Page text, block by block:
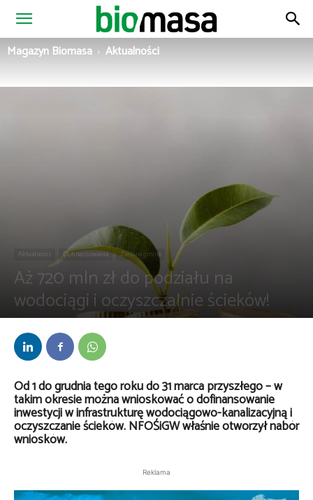
Magazyn
Magazyn Biomasa Aktualności
Aktualności Dofinansowania Zielona gmina
Aż 720 mln zł do podziału na
wodociągi i oczyszczalnie ścieków!
Przez Lech Bojarski-
Od 1 do grudnia tego roku do 31 marca przyszłego – w
takim okresie można wnioskować o dofinansowanie
inwestycji w infrastrukturę wodociągowo-kanalizacyjną i
oczyszczanie ścieków. NFOŚiGW właśnie otworzył nabór
wniosków.
Reklama